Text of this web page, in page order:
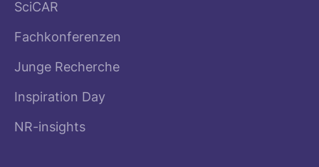
SciCAR
Fachkonferenzen
Junge Recherche
Inspiration Day
NR-insights